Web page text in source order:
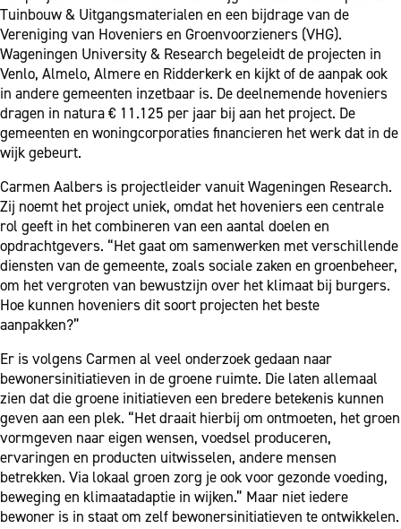
Tuinbouw & Uitgangsmaterialen en een bijdrage van de
Vereniging van Hoveniers en Groenvoorzieners (VHG).
Wageningen University & Research begeleidt de projecten in
Venlo, Almelo, Almere en Ridderkerk en kijkt of de aanpak ook
in andere gemeenten inzetbaar is. De deelnemende hoveniers
dragen in natura € 11.125 per jaar bij aan het project. De
gemeenten en woningcorporaties financieren het werk dat in de
wijk gebeurt.
Carmen Aalbers is projectleider vanuit Wageningen Research.
Zij noemt het project uniek, omdat het hoveniers een centrale
rol geeft in het combineren van een aantal doelen en
opdrachtgevers. “Het gaat om samenwerken met verschillende
diensten van de gemeente, zoals sociale zaken en groenbeheer,
om het vergroten van bewustzijn over het klimaat bij burgers.
Hoe kunnen hoveniers dit soort projecten het beste
aanpakken?”
Er is volgens Carmen al veel onderzoek gedaan naar
bewonersinitiatieven in de groene ruimte. Die laten allemaal
zien dat die groene initiatieven een bredere betekenis kunnen
geven aan een plek. “Het draait hierbij om ontmoeten, het groen
vormgeven naar eigen wensen, voedsel produceren,
ervaringen en producten uitwisselen, andere mensen
betrekken. Via lokaal groen zorg je ook voor gezonde voeding,
beweging en klimaatadaptie in wijken.” Maar niet iedere
bewoner is in staat om zelf bewonersinitiatieven te ontwikkelen.